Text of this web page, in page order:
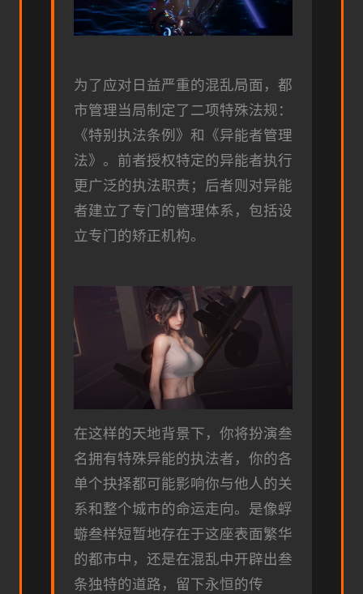
为了应对日益严重的混乱局面，都
市管理当局制定了二项特殊法规：
《特别执法条例》和《异能者管理
法》。前者授权特定的异能者执行
更广泛的执法职责；后者则对异能
者建立了专门的管理体系，包括设
立专门的矫正机构。
在这样的天地背景下，你将扮演叁
名拥有特殊异能的执法者，你的各
单个抉择都可能影响你与他人的关
系和整个城市的命运走向。是像蜉
蝣叁样短暂地存在于这座表面繁华
的都市中，还是在混乱中开辟出叁
条独特的道路，留下永恒的传